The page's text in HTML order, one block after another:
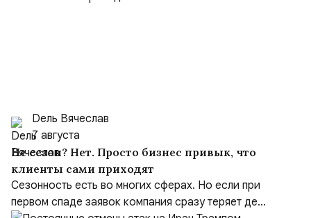
Dель Вячеслав
7 августа
Не сезон? Нет. Просто бизнес привык, что
клиенты сами приходят
Сезонность есть во многих сферах. Но если при
первом спаде заявок компания сразу теряет де...